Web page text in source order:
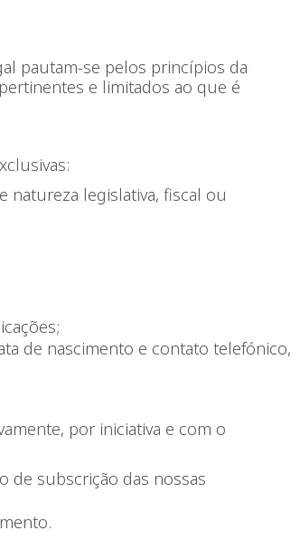
pautam-se pelos princípios da
e limitados ao que é
natureza legislativa, fiscal ou
de nascimento e contato telefónico,
por iniciativa e com o
de subscrição das nossas